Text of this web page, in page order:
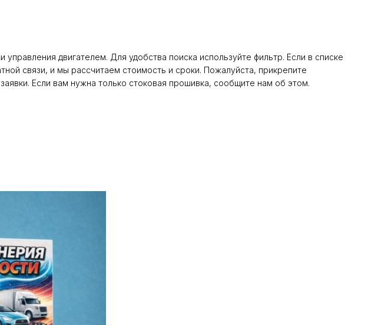
управления двигателем. Для удобства поиска используйте фильтр. Если в списке
связи, и мы рассчитаем стоимость и сроки. Пожалуйста, прикрепите
Если вам нужна только стоковая прошивка, сообщите нам об этом.